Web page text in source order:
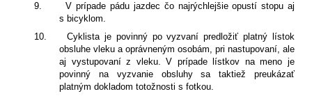
9.
V prípade pádu jazdec čo najrýchlejšie opustí stopu aj
s bicyklom.
10.
Cyklista je povinný po vyzvaní predložiť platný lístok
obsluhe vleku a oprávneným osobám, pri nastupovaní, ale
aj vystupovaní z vleku. V prípade lístkov na meno je
povinný na vyzvanie obsluhy sa taktiež preukázať
platným dokladom totožnosti s fotkou.